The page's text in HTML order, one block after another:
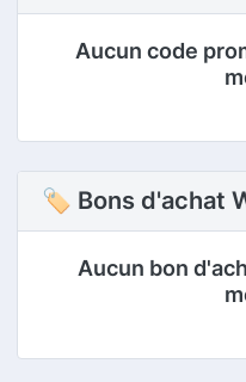
Aucun code
🏷 Bons d'achat
Aucun bon